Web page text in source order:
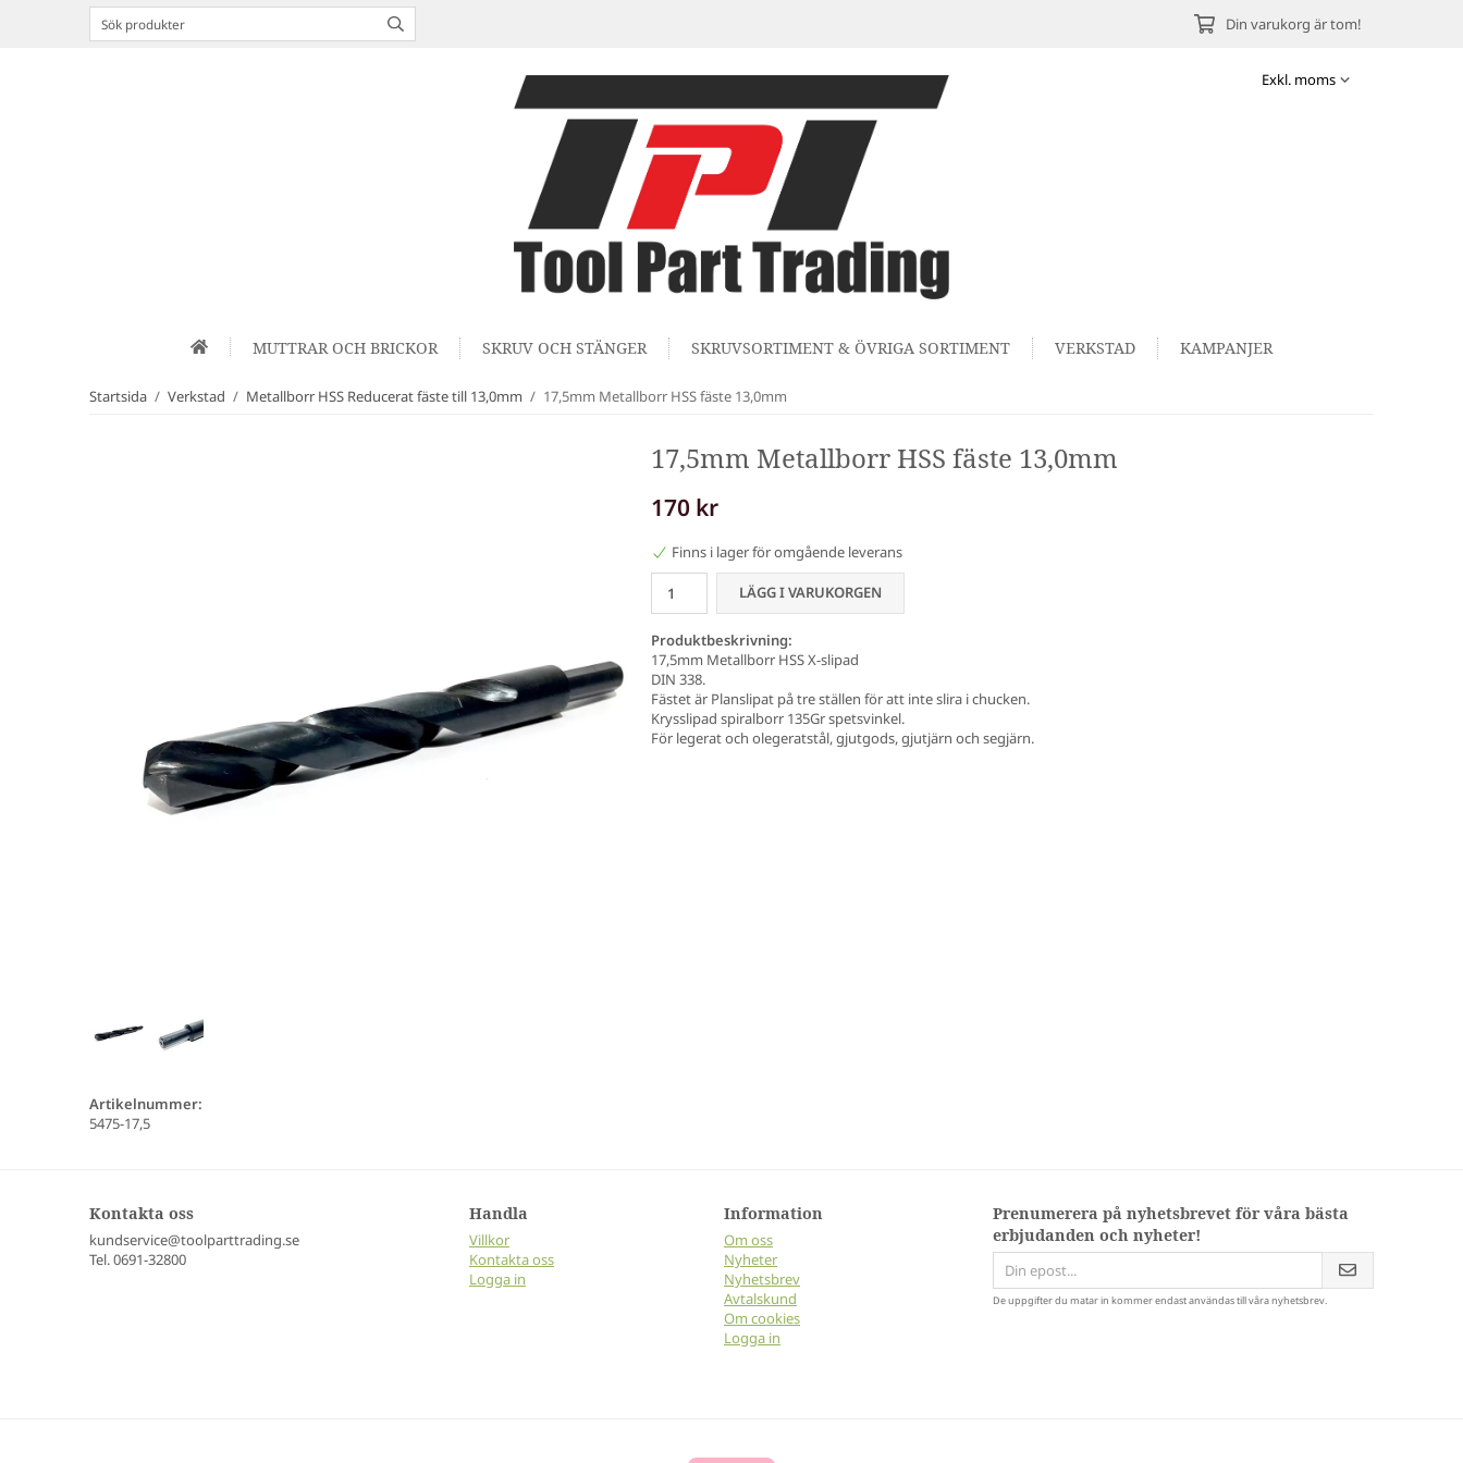
Din varukorg är tom!
MUTTRAR OCH BRICKOR SKRUV OCH STÄNGER SKRUVSORTIMENT & ÖVRIGA SORTIMENT VERKSTAD KAMPANJER
Startsida / Verkstad / Metallborr HSS Reducerat fäste till 13,0mm / 17,5mm Metallborr HSS fäste 13,0mm
17,5mm Metallborr HSS fäste 13,0mm
170 kr
Finns i lager för omgående leverans
LÄGG I VARUKORGEN
Produktbeskrivning:
17,5mm Metallborr HSS X-slipad
DIN 338.
Fästet är Planslipat på tre ställen för att inte slira i chucken.
Krysslipad spiralborr 135Gr spetsvinkel.
För legerat och olegeratstål, gjutgods, gjutjärn och segjärn.
Artikelnummer:
5475-17,5
Kontakta oss
kundservice@toolparttrading.se
Tel. 0691-32800
Handla
Villkor
Kontakta oss
Logga in
Information
Om oss
Nyheter
Nyhetsbrev
Avtalskund
Om cookies
Logga in
Prenumerera på nyhetsbrevet för våra bästa
erbjudanden och nyheter!
De uppgifter du matar in kommer endast användas till våra nyhetsbrev.